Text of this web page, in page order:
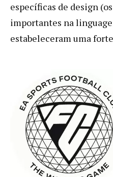
específicas de design
importantes na
estabeleceram uma